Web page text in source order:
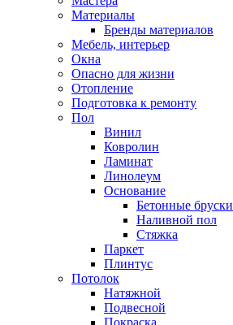
Материалы
Бренды материалов
Мебель, интерьер
Окна
Опасно для жизни
Отопление
Подготовка к ремонту
Пол
Винил
Ковролин
Ламинат
Линолеум
Основание
Бетонные бруски
Наливной пол
Стяжка
Паркет
Плинтус
Потолок
Натяжной
Подвесной
Покраска